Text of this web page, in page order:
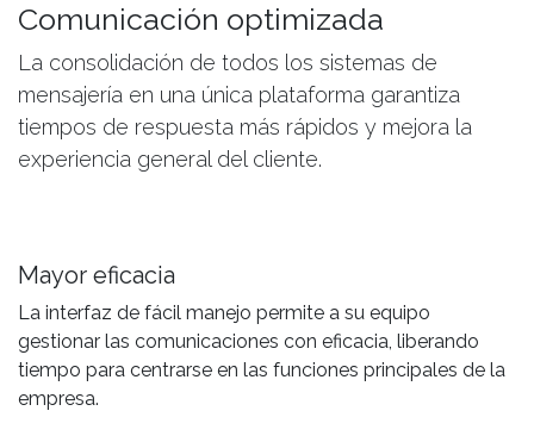
Comunicación optimizada
La consolidación de todos los sistemas de
mensajería en una única plataforma garantiza
tiempos de respuesta más rápidos y mejora la
experiencia general del cliente.
Mayor eficacia
La interfaz de fácil manejo permite a su equipo
gestionar las comunicaciones con eficacia, liberando
tiempo para centrarse en las funciones principales de la
empresa.